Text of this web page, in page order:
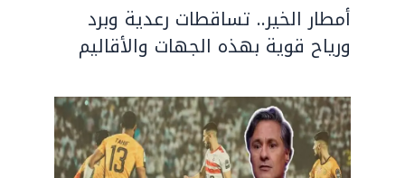
أمطار الخير.. تساقطات رعدية وبرد
ورياح قوية بهذه الجهات والأقاليم